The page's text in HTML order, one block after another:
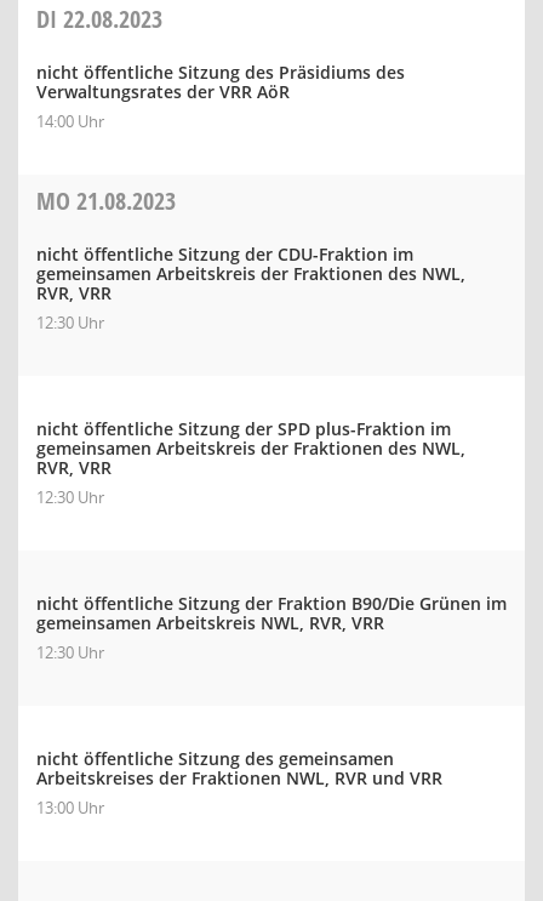
DI 22.08.2023
nicht öffentliche Sitzung des Präsidiums des
Verwaltungsrates der VRR AöR
14:00 Uhr
MO 21.08.2023
nicht öffentliche Sitzung der CDU-Fraktion im
gemeinsamen Arbeitskreis der Fraktionen des NWL,
RVR, VRR
12:30 Uhr
nicht öffentliche Sitzung der SPD plus-Fraktion im
gemeinsamen Arbeitskreis der Fraktionen des NWL,
RVR, VRR
12:30 Uhr
nicht öffentliche Sitzung der Fraktion B90/Die Grünen im
gemeinsamen Arbeitskreis NWL, RVR, VRR
12:30 Uhr
nicht öffentliche Sitzung des gemeinsamen
Arbeitskreises der Fraktionen NWL, RVR und VRR
13:00 Uhr